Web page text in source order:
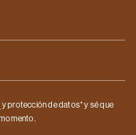
y protección de datos* y sé que